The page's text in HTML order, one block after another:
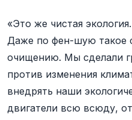
«Это же чистая
Даже по фен-шую такое
очищению. Мы сделали
против изменения
внедрять наши
двигатели всю всюду,